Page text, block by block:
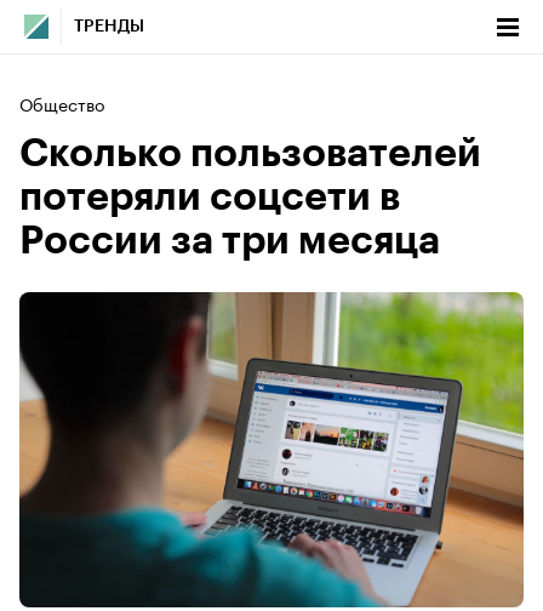
ТРЕНДЫ
Общество
Сколько пользователей
потеряли соцсети в
России за три месяца